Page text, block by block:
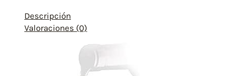
Descripción
Valoraciones (0)